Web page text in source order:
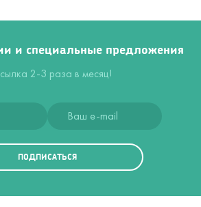
и специальные предложения
2-3 раза в месяц!
ПОДПИСАТЬСЯ